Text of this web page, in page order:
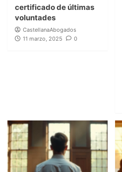
certificado de últimas
voluntades
CastellanaAbogados
11 marzo, 2025
0